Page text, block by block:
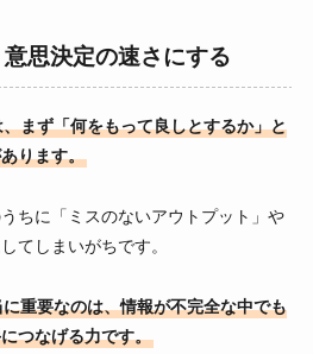
思決定の速さにする
まず「何をもって良しとするか」と
ります。
ちに「ミスのないアウトプット」や
てしまいがちです。
重要なのは、情報が不完全な中でも
つなげる力です。